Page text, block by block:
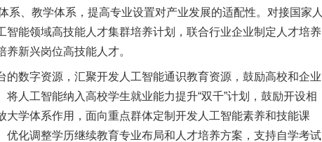
系、教学体系，提高专业设置对产业发展的适配性。对接国家人
能领域高技能人才集群培养计划，联合行业企业制定人才培养
新兴岗位高技能人才。
数字资源，汇聚开发人工智能通识教育资源，鼓励高校和企业
人工智能纳入高校学生就业能力提升“双千”计划，鼓励开设相
学体系作用，面向重点群体定制开发人工智能素养和技能课
化调整学历继续教育专业布局和人才培养方案，支持自学考试